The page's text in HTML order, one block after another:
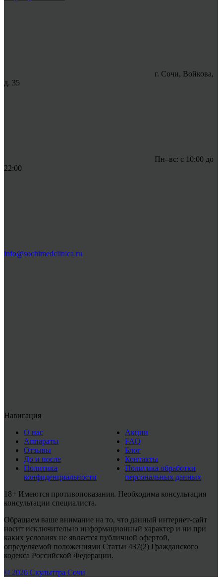
г. Сочи, Войкова,
д. 35
Пн–вс: с 10:00 до
22:00
info@sochimedclinica.ru
Навигация
О нас
Аппараты
Отзывы
До и после
Политика
конфиденциальности
Акции
FAQ
Блог
Контакты
Политика обработки
персональных данных
18+ Имеются противопоказания. Необходима консультация
консультации специалиста.
Обращаем ваше внимание на то, что данный интернет-сайт
носит исключительно информационный характер и ни при
каких условиях не является публичной офертой,
определяемой положениями Статьи 437(2) Гражданского
кодекса Российской Федерации.
© 2026 Скульптра Сочи